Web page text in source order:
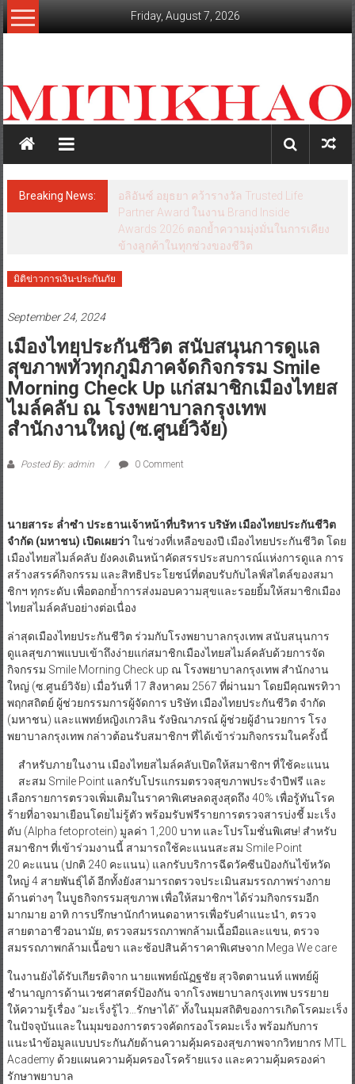
Skip
to
Friday, August 7, 2026
สะท้อน
ลึก
เหลี่ยม
มุม
เศรษฐกิจ-
การเมือง-
Breaking News:
อลิอันซ์ อยุธยา คว้ารางวัล Trusted Life
Partner Award ในงาน Brand Inside
Awards 2026 ตอกย้ำความมุ่งมั่นในการเคียง
ข้างลูกค้าในทุกช่วงของชีวิต
มิติข่าวการเงิน-ประกันภัย
September 24, 2024
เมืองไทยประกันชีวิต สนับสนุนการดูแล
สุขภาพทั่วทุกภูมิภาคจัดกิจกรรม Smile
Morning Check Up แก่สมาชิกเมืองไทยส
ไมล์คลับ ณ โรงพยาบาลกรุงเทพ
สำนักงานใหญ่ (ซ.ศูนย์วิจัย)
Posted By: admin 0 Comment
นายสาระ ล่ำซำ ประธานเจ้าหน้าที่บริหาร บริษัท เมืองไทยประกันชีวิต
จำกัด (มหาชน) เปิดเผยว่า ในช่วงที่เหลือของปี เมืองไทยประกันชีวิต โดย
เมืองไทยสไมล์คลับ ยังคงเดินหน้าคัดสรรประสบการณ์แห่งการดูแล การ
สร้างสรรค์กิจกรรม และสิทธิประโยชน์ที่ตอบรับกับไลฟ์สไตล์ของสมา
ชิกฯ ทุกระดับ เพื่อตอกย้ำการส่งมอบความสุขและรอยยิ้มให้สมาชิกเมือง
ไทยสไมล์คลับอย่างต่อเนื่อง
ล่าสุดเมืองไทยประกันชีวิต ร่วมกับโรงพยาบาลกรุงเทพ สนับสนุนการ
ดูแลสุขภาพแบบเข้าถึงง่ายแก่สมาชิกเมืองไทยสไมล์คลับด้วยการจัด
กิจกรรม Smile Morning Check up ณ โรงพยาบาลกรุงเทพ สำนักงาน
ใหญ่ (ซ.ศูนย์วิจัย) เมื่อวันที่ 17 สิงหาคม 2567 ที่ผ่านมา โดยมีคุณพรทิวา
พฤกสถิตย์ ผู้ช่วยกรรมการผู้จัดการ บริษัท เมืองไทยประกันชีวิต จำกัด
(มหาชน) และแพทย์หญิงเกวลิน รังษิณาภรณ์ ผู้ช่วยผู้อำนวยการ โรง
พยาบาลกรุงเทพ กล่าวต้อนรับสมาชิกฯ ที่ได้เข้าร่วมกิจกรรมในครั้งนี้
สำหรับภายในงาน เมืองไทยสไมล์คลับเปิดให้สมาชิกฯ ที่ใช้คะแนน
สะสม Smile Point แลกรับโปรแกรมตรวจสุขภาพประจำปีฟรี และ
เลือกรายการตรวจเพิ่มเติมในราคาพิเศษลดสูงสุดถึง 40% เพื่อรู้ทันโรค
ร้ายที่อาจมาเยือนโดยไม่รู้ตัว พร้อมรับฟรีรายการตรวจสารบ่งชี้ มะเร็ง
ตับ (Alpha fetoprotein) มูลค่า 1,200 บาท และโปรโมชั่นพิเศษ! สำหรับ
สมาชิกฯ ที่เข้าร่วมงานนี้ สามารถใช้คะแนนสะสม Smile Point
20 คะแนน (ปกติ 240 คะแนน) แลกรับบริการฉีดวัคซีนป้องกันไข้หวัด
ใหญ่ 4 สายพันธุ์ได้ อีกทั้งยังสามารถตรวจประเมินสมรรถภาพร่างกาย
ด้านต่างๆ ในบูธกิจกรรมสุขภาพ เพื่อให้สมาชิกฯ ได้ร่วมกิจกรรมอีก
มากมาย อาทิ การปรึกษานักกำหนดอาหารเพื่อรับคำแนะนำ, ตรวจ
สายตาอาชีวอนามัย, ตรวจสมรรถภาพกล้ามเนื้อมือและแขน, ตรวจ
สมรรถภาพกล้ามเนื้อขา และช้อปสินค้าราคาพิเศษจาก Mega We care
ในงานยังได้รับเกียรติจาก นายแพทย์ณัฏฐชัย สุวจิตตานนท์ แพทย์ผู้
ชำนาญการด้านเวชศาสตร์ป้องกัน จากโรงพยาบาลกรุงเทพ บรรยาย
ให้ความรู้เรื่อง “มะเร็งรู้ไว…รักษาได้” ทั้งในมุมสถิติของการเกิดโรคมะเร็ง
ในปัจจุบันและในมุมของการตรวจคัดกรองโรคมะเร็ง พร้อมกับการ
แนะนำข้อมูลแบบประกันภัยด้านความคุ้มครองสุขภาพจากวิทยากร MTL
Academy ด้วยแผนความคุ้มครองโรคร้ายแรง และความคุ้มครองค่า
รักษาพยาบาล